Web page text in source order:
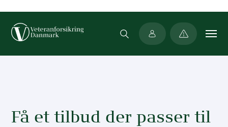
Min side
Få et tilbud der passer til